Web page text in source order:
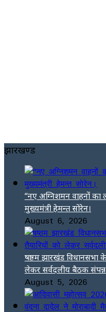
झारखण्ड
“नए अग्निशमन वाहनों का
मुख्यमंत्री हेमन्त सोरेन।
August 6, 2026
षष्ठम झारखंड विधानसभा
लेकर सर्वदलीय बैठक
August 5, 2026